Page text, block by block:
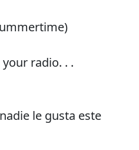
radio. . .
le gusta este